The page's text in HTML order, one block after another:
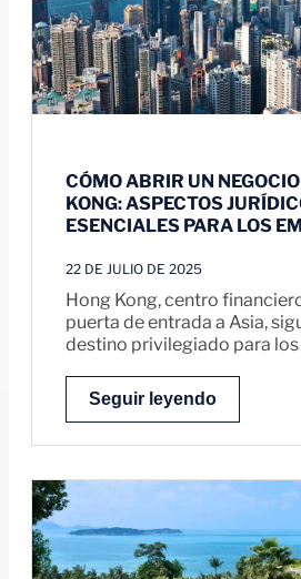
CÓMO ABRIR UN
KONG: ASPECTOS
ESENCIALES PARA LOS
22 DE JULIO DE 2025
Hong Kong, centro
puerta de entrada a Asia,
destino privilegiado para los
Seguir leyendo